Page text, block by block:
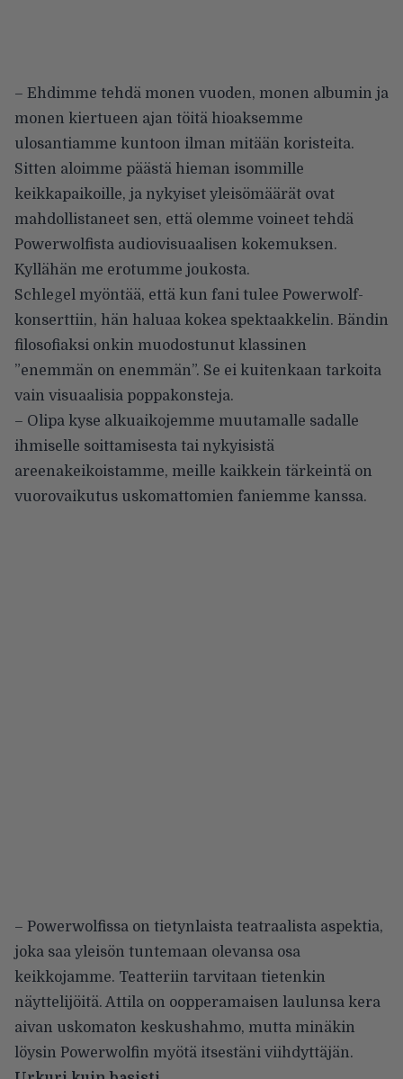
– Ehdimme tehdä monen vuoden, monen albumin ja
monen kiertueen ajan töitä hioaksemme
ulosantiamme kuntoon ilman mitään koristeita.
Sitten aloimme päästä hieman isommille
keikkapaikoille, ja nykyiset yleisömäärät ovat
mahdollistaneet sen, että olemme voineet tehdä
Powerwolfista audiovisuaalisen kokemuksen.
Kyllähän me erotumme joukosta.
Schlegel myöntää, että kun fani tulee Powerwolf-
konserttiin, hän haluaa kokea spektaakkelin. Bändin
filosofiaksi onkin muodostunut klassinen
”enemmän on enemmän”. Se ei kuitenkaan tarkoita
vain visuaalisia poppakonsteja.
– Olipa kyse alkuaikojemme muutamalle sadalle
ihmiselle soittamisesta tai nykyisistä
areenakeikoistamme, meille kaikkein tärkeintä on
vuorovaikutus uskomattomien faniemme kanssa.
– Powerwolfissa on tietynlaista teatraalista aspektia,
joka saa yleisön tuntemaan olevansa osa
keikkojamme. Teatteriin tarvitaan tietenkin
näyttelijöitä. Attila on oopperamaisen laulunsa kera
aivan uskomaton keskushahmo, mutta minäkin
löysin Powerwolfin myötä itsestäni viihdyttäjän.